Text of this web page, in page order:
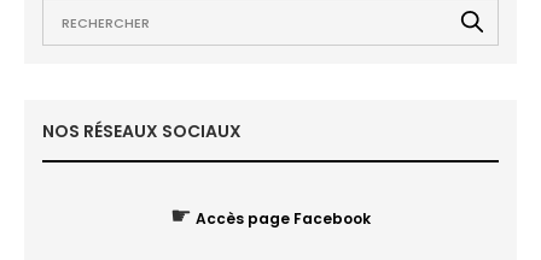
NOS RÉSEAUX SOCIAUX
☛ Accès page Facebook